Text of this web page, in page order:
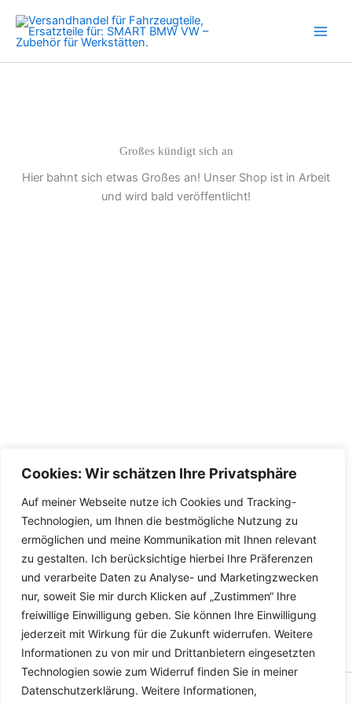
Cookies: Wir schätzen Ihre Privatsphäre
Auf meiner Webseite nutze ich Cookies und Tracking-
Technologien, um Ihnen die bestmögliche Nutzung zu
ermöglichen und meine Kommunikation mit Ihnen relevant
zu gestalten. Ich berücksichtige hierbei Ihre Präferenzen
und verarbeite Daten zu Analyse- und Marketingzwecken
nur, soweit Sie mir durch Klicken auf „Zustimmen“ Ihre
freiwillige Einwilligung geben. Sie können Ihre Einwilligung
jederzeit mit Wirkung für die Zukunft widerrufen. Weitere
Informationen zu von mir und Drittanbietern eingesetzten
Technologien sowie zum Widerruf finden Sie in meiner
Datenschutzerklärung. Weitere Informationen,
Inhalt
springen
Großes kündigt sich an
Hier bahnt sich etwas Großes an! Unser Shop ist in Arbeit
und wird bald veröffentlicht!
Copyright © 2026 Versandhandel für Fahrzeugteile, Ersatzteile
INA
420
0188
10
512
Menge